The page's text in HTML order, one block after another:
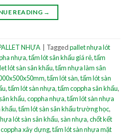
READING →
NHỰA Taggedpallet nhựa lót
nhựa,tấm lót sân khấu giá rẻ,tấm
lót sàn sân khấu,tấm nhựa làm sân
,tấm lót sàn,tấm lót sàn
,tấm lót sàn nhựa,tấm coppha sân khấu,
khấu,coppha nhựa,tấm lót sàn nhựa
khấu,tấm lót sàn sân khấu trường học,
lót sàn sân khấu, sàn nhựa,chốt kết
coppha xây dựng,tấm lót sàn nhựa mặt